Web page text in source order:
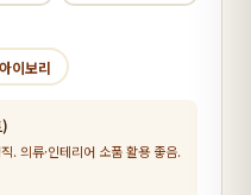
이보리
. 의류·인테리어 소품 활용 좋음.